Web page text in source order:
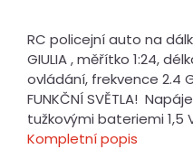
RC policejní auto na
GIULIA , měřítko 1:24,
ovládání, frekvence 2.4
FUNKČNÍ SVĚTLA!
tužkovými bateriemi 1,5
Kompletní popis